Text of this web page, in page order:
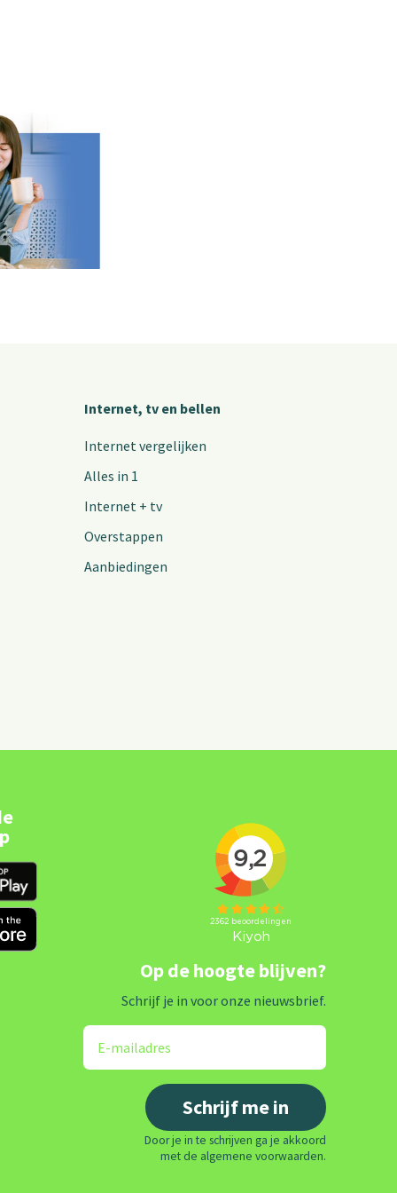
Internet, tv en bellen
Internet vergelijken
Alles in 1
Internet + tv
Overstappen
Aanbiedingen
Op de hoogte blijven?
Schrijf je in voor onze nieuwsbrief.
Door je in te schrijven ga je akkoord
met de algemene voorwaarden.